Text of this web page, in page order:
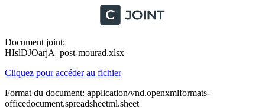
Document joint:
HIslDJOarjA_post-mourad.xlsx
Cliquez pour accéder au fichier
Format du document: application/vnd.openxmlformats-
officedocument.spreadsheetml.sheet